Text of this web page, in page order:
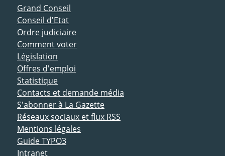
ACCÈS DIRECT
Grand Conseil
Conseil d'Etat
Ordre judiciaire
Comment voter
Législation
Offres d'emploi
Statistique
Contacts et demande média
S'abonner à La Gazette
Réseaux sociaux et flux RSS
Mentions légales
Guide TYPO3
Intranet